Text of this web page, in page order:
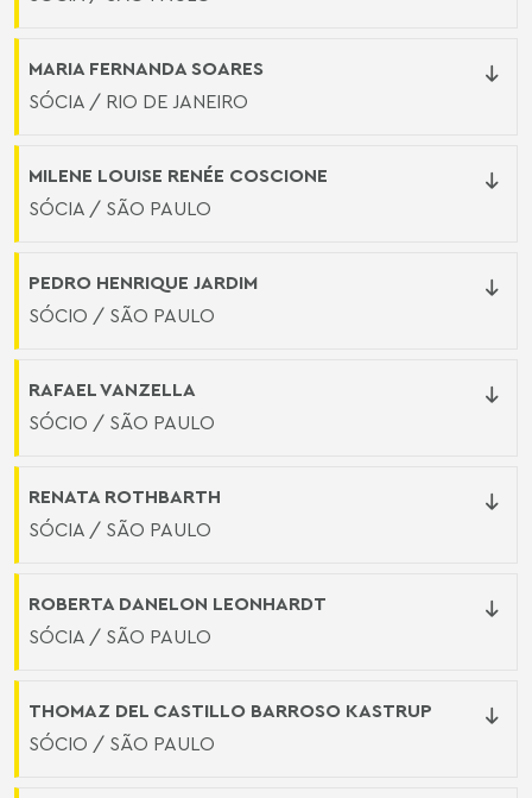
MARIA FERNANDA SOARES
SÓCIA / RIO DE JANEIRO
MILENE LOUISE RENÉE COSCIONE
SÓCIA / SÃO PAULO
PEDRO HENRIQUE JARDIM
SÓCIO / SÃO PAULO
RAFAEL VANZELLA
SÓCIO / SÃO PAULO
RENATA ROTHBARTH
SÓCIA / SÃO PAULO
ROBERTA DANELON LEONHARDT
SÓCIA / SÃO PAULO
THOMAZ DEL CASTILLO BARROSO KASTRUP
SÓCIO / SÃO PAULO